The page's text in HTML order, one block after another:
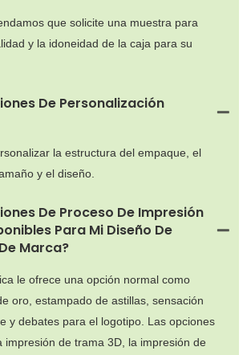
que solicite una muestra para
y la idoneidad de la caja para su
De Personalización
la estructura del empaque, el
y el diseño.
De Proceso De Impresión
Para Mi Diseño De
Marca?
le ofrece una opción normal como
oro, estampado de astillas, sensación
y debates para el logotipo. Las opciones
impresión de trama 3D, la impresión de